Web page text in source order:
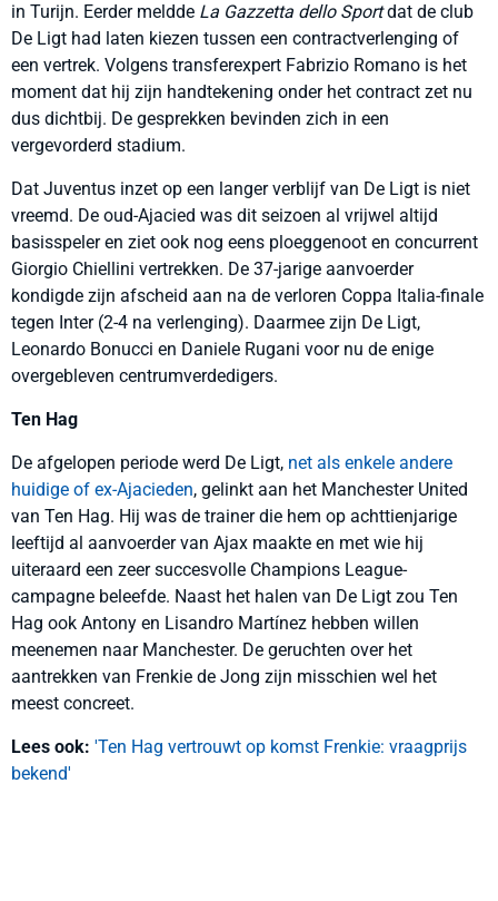
in Turijn. Eerder meldde La Gazzetta dello Sportdat de club
De Ligt had laten kiezen tussen een contractverlenging of
een vertrek. Volgens transferexpert Fabrizio Romano is het
moment dat hij zijn handtekening onder het contract zet nu
dus dichtbij. De gesprekken bevinden zich in een
vergevorderd stadium.
Dat Juventus inzet op een langer verblijf van De Ligt is niet
vreemd. De oud-Ajacied was dit seizoen al vrijwel altijd
basisspeler en ziet ook nog eens ploeggenoot en concurrent
Giorgio Chiellini vertrekken. De 37-jarige aanvoerder
kondigde zijn afscheid aan na de verloren Coppa Italia-finale
tegen Inter (2-4 na verlenging). Daarmee zijn De Ligt,
Leonardo Bonucci en Daniele Rugani voor nu de enige
overgebleven centrumverdedigers.
Ten Hag
De afgelopen periode werd De Ligt, net als enkele andere
huidige of ex-Ajacieden, gelinkt aan het Manchester United
van Ten Hag. Hij was de trainer die hem op achttienjarige
leeftijd al aanvoerder van Ajax maakte en met wie hij
uiteraard een zeer succesvolle Champions League-
campagne beleefde. Naast het halen van De Ligt zou Ten
Hag ook Antony en Lisandro Martínez hebben willen
meenemen naar Manchester. De geruchten over het
aantrekken van Frenkie de Jong zijn misschien wel het
meest concreet.
Lees ook: 'Ten Hag vertrouwt op komst Frenkie: vraagprijs
bekend'